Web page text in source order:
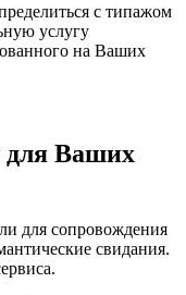
с типажом
услугу
на Ваших
для Ваших
для сопровождения
свидания.